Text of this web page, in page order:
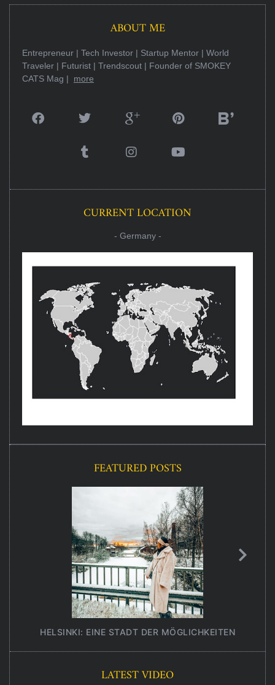
ABOUT ME
Entrepreneur | Tech Investor | Startup Mentor | World
Traveler | Futurist | Trendscout | Founder of SMOKEY
CATS Mag | more
CURRENT LOCATION
- Germany -
FEATURED POSTS
HELSINKI: EINE STADT DER MÖGLICHKEITEN
LATEST VIDEO